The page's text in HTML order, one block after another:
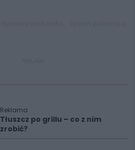
Reklama
Tłuszcz po grillu – co z nim
zrobić?